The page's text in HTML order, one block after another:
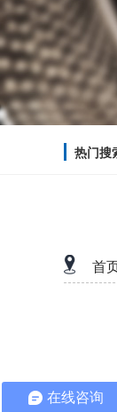
热门搜
首
在线咨询